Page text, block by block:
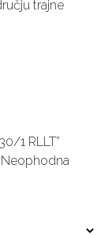
trajne
1 RLLT”
Neophodna